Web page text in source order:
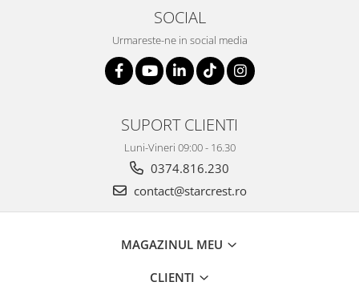
SOCIAL
Urmareste-ne in social media
SUPORT CLIENTI
Luni-Vineri 09:00 - 16.30
0374.816.230
contact@starcrest.ro
MAGAZINUL MEU
CLIENTI